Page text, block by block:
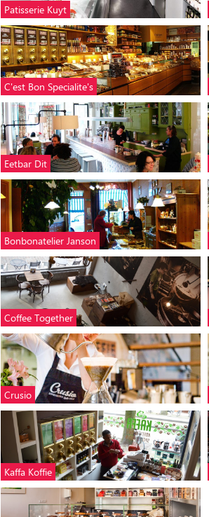
Patisserie Kuyt
C'est Bon Specialite's
Eetbar Dit
Bonbonatelier Janson
Coffee Together
Crusio
Kaffa Koffie